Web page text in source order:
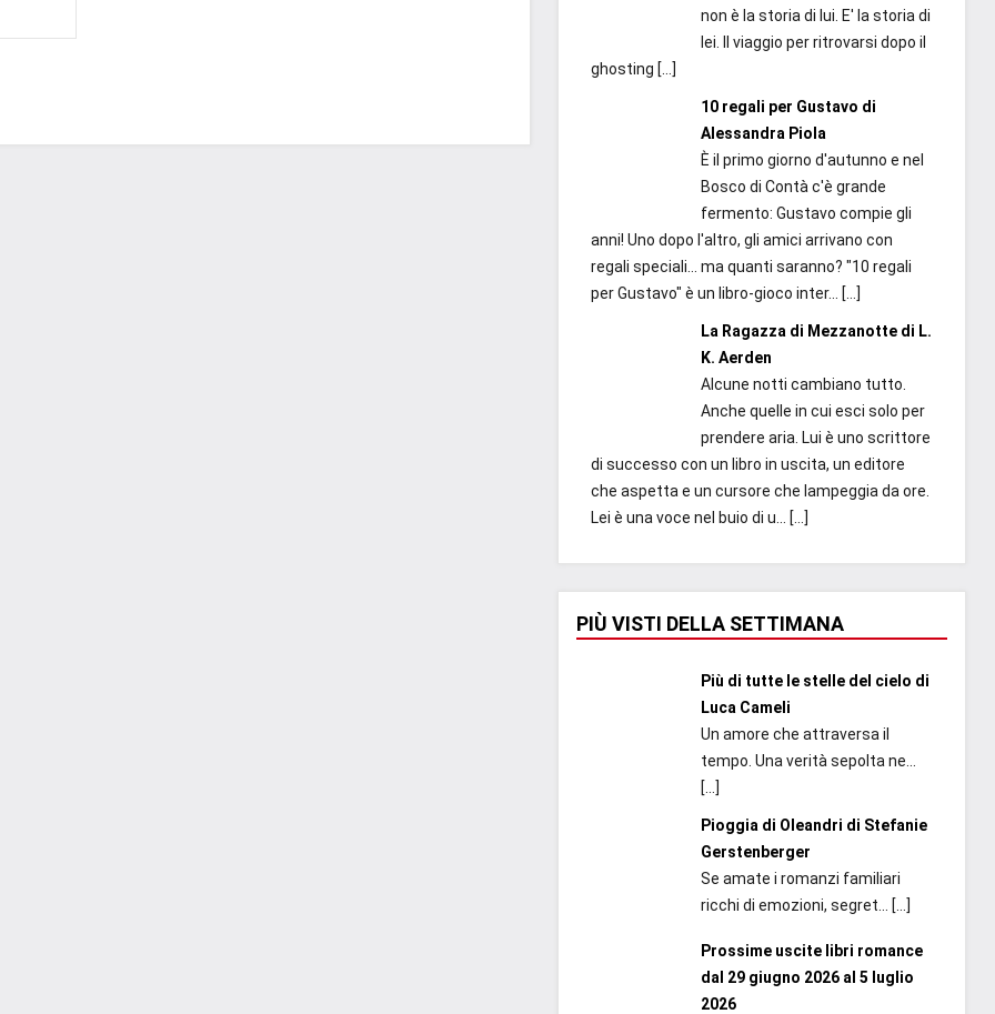
non è la storia di lui. E' la storia di
lei. Il viaggio per ritrovarsi dopo il
ghosting […]
10 regali per Gustavo di
Alessandra Piola
È il primo giorno d'autunno e nel
Bosco di Contà c'è grande
fermento: Gustavo compie gli
anni! Uno dopo l'altro, gli amici arrivano con
regali speciali... ma quanti saranno? "10 regali
per Gustavo" è un libro-gioco inter... […]
La Ragazza di Mezzanotte di L.
K. Aerden
Alcune notti cambiano tutto.
Anche quelle in cui esci solo per
prendere aria. Lui è uno scrittore
di successo con un libro in uscita, un editore
che aspetta e un cursore che lampeggia da ore.
Lei è una voce nel buio di u... […]
PIÙ VISTI DELLA SETTIMANA
Più di tutte le stelle del cielo di
Luca Cameli
Un amore che attraversa il
tempo. Una verità sepolta ne...
[…]
Pioggia di Oleandri di Stefanie
Gerstenberger
Se amate i romanzi familiari
ricchi di emozioni, segret... […]
Prossime uscite libri romance
dal 29 giugno 2026 al 5 luglio
2026